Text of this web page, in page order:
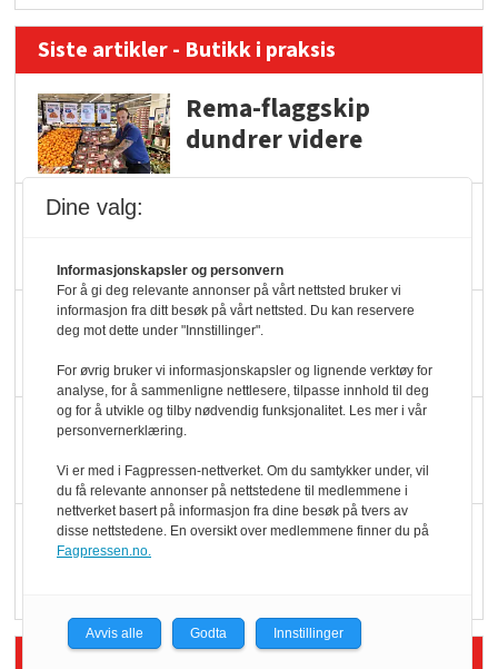
Siste artikler - Butikk i praksis
Rema-flaggskip
dundrer videre
Færre varer, men fulle
KI lager mat i butikken
Q passerte 1 milliard i
Siste artikler - Økologisk
Dine valg:
Informasjonskapsler og personvern
For å gi deg relevante annonser på vårt nettsted bruker vi
informasjon fra ditt besøk på vårt nettsted. Du kan reservere
deg mot dette under "Innstillinger".
For øvrig bruker vi informasjonskapsler og lignende verktøy for
analyse, for å sammenligne nettlesere, tilpasse innhold til deg
og for å utvikle og tilby nødvendig funksjonalitet. Les mer i vår
personvernerklæring.
Vi er med i Fagpressen-nettverket. Om du samtykker under, vil
du få relevante annonser på nettstedene til medlemmene i
nettverket basert på informasjon fra dine besøk på tvers av
disse nettstedene. En oversikt over medlemmene finner du på
Fagpressen.no.
Avvis alle Godta Innstillinger